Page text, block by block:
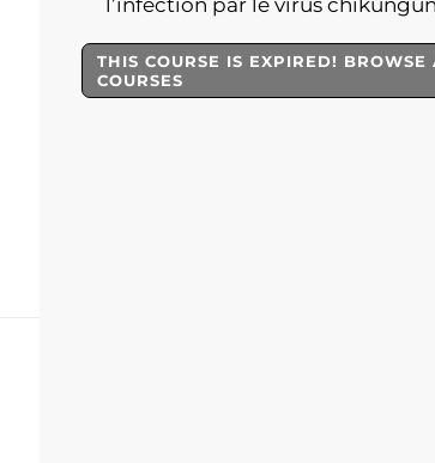
l’infection par le virus
THIS COURSE IS EXPIRED! BROWSE
COURSES